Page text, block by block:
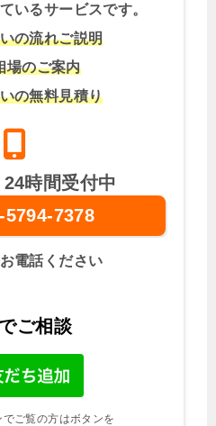
いるサービスです。
の流れご説明
場のご案内
の無料見積り
時間受付中
5794-7378
電話ください
ご相談
ご覧の方はボタンを